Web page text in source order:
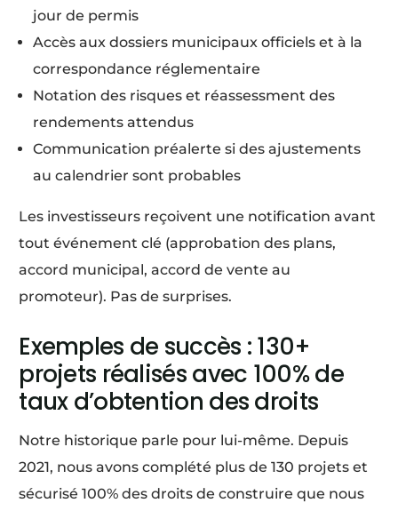
jour de permis
Accès aux dossiers municipaux officiels et à la
correspondance réglementaire
Notation des risques et réassessment des
rendements attendus
Communication préalerte si des ajustements
au calendrier sont probables
Les investisseurs reçoivent une notification avant
tout événement clé (approbation des plans,
accord municipal, accord de vente au
promoteur). Pas de surprises.
Exemples de succès : 130+
projets réalisés avec 100% de
taux d’obtention des droits
Notre historique parle pour lui-même. Depuis
2021, nous avons complété plus de 130 projets et
sécurisé 100% des droits de construire que nous